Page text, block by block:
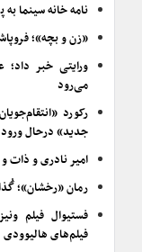
نامه خانه سینما
«زن و بچه»؛
ورایتی خبر داد؛
می‌رود
رکورد
جدید» درحال
امیر نادری و ذات
رمان «رخشان»؛
فیلم‌های هالیوودی